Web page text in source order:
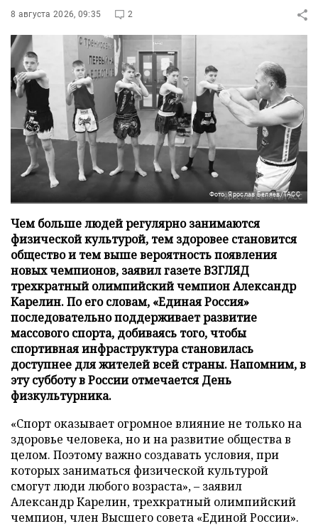
8 августа 2026, 09:35 2
Фото: Ярослав Беляев/ТАСС
Чем больше людей регулярно занимаются
физической культурой, тем здоровее становится
общество и тем выше вероятность появления
новых чемпионов, заявил газете ВЗГЛЯД
трехкратный олимпийский чемпион Александр
Карелин. По его словам, «Единая Россия»
последовательно поддерживает развитие
массового спорта, добиваясь того, чтобы
спортивная инфраструктура становилась
доступнее для жителей всей страны. Напомним, в
эту субботу в России отмечается День
физкультурника.
«Спорт оказывает огромное влияние не только на
здоровье человека, но и на развитие общества в
целом. Поэтому важно создавать условия, при
которых заниматься физической культурой
смогут люди любого возраста», – заявил
Александр Карелин, трехкратный олимпийский
чемпион, член Высшего совета «Единой России».